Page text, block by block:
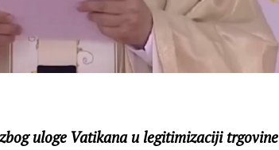
uloge Vatikana u legitimizaciji trgovine